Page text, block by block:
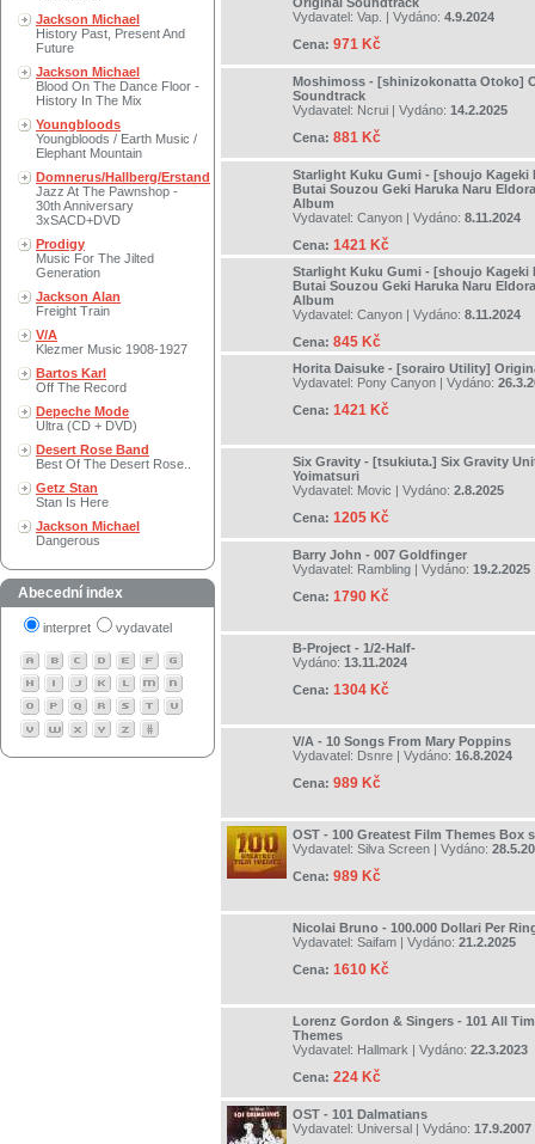
Jackson Michael
History Past, Present And
Future
Jackson Michael
Blood On The Dance Floor -
History In The Mix
Youngbloods
Youngbloods / Earth Music /
Elephant Mountain
Domnerus/Hallberg/Erstand
Jazz At The Pawnshop -
30th Anniversary
3xSACD+DVD
Prodigy
Music For The Jilted
Generation
Jackson Alan
Freight Train
V/A
Klezmer Music 1908-1927
Bartos Karl
Off The Record
Depeche Mode
Ultra (CD + DVD)
Desert Rose Band
Best Of The Desert Rose..
Getz Stan
Stan Is Here
Jackson Michael
Dangerous
Abecední index
interpret vydavatel
Vydavatel: Vap. | Vydáno: 4.9.2024
Cena: 971 Kč
Moshimoss - [shinizokonatta Otoko]
Soundtrack
Vydavatel: Ncrui | Vydáno: 14.2.2025
Cena: 881 Kč
Starlight Kuku Gumi - [shoujo Kageki
Butai Souzou Geki Haruka Naru
Album
Vydavatel: Canyon | Vydáno: 8.11.2024
Cena: 1421 Kč
Starlight Kuku Gumi - [shoujo Kageki
Butai Souzou Geki Haruka Naru
Album
Vydavatel: Canyon | Vydáno: 8.11.2024
Cena: 845 Kč
Horita Daisuke - [sorairo Utility]
Vydavatel: Pony Canyon | Vydáno:
Cena: 1421 Kč
Six Gravity - [tsukiuta.] Six Gravity
Yoimatsuri
Vydavatel: Movic | Vydáno: 2.8.2025
Cena: 1205 Kč
Barry John - 007 Goldfinger
Vydavatel: Rambling | Vydáno: 19.2.2025
Cena: 1790 Kč
B-Project - 1/2-Half-
Vydáno: 13.11.2024
Cena: 1304 Kč
V/A - 10 Songs From Mary Poppins
Vydavatel: Dsnre | Vydáno: 16.8.2024
Cena: 989 Kč
OST - 100 Greatest Film Themes Box
Vydavatel: Silva Screen | Vydáno:
Cena: 989 Kč
Nicolai Bruno - 100.000 Dollari Per
Vydavatel: Saifam | Vydáno: 21.2.2025
Cena: 1610 Kč
Lorenz Gordon & Singers - 101 All
Themes
Vydavatel: Hallmark | Vydáno: 22.3.2023
Cena: 224 Kč
OST - 101 Dalmatians
Vydavatel: Universal | Vydáno: 17.9.2007